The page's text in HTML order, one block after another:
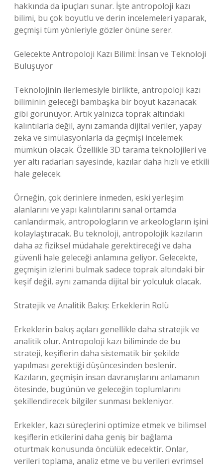
hakkında da ipuçları sunar. İşte antropoloji kazı
bilimi, bu çok boyutlu ve derin incelemeleri yaparak,
geçmişi tüm yönleriyle gözler önüne serer.
Gelecekte Antropoloji Kazı Bilimi: İnsan ve Teknoloji
Buluşuyor
Teknolojinin ilerlemesiyle birlikte, antropoloji kazı
biliminin geleceği bambaşka bir boyut kazanacak
gibi görünüyor. Artık yalnızca toprak altındaki
kalıntılarla değil, aynı zamanda dijital veriler, yapay
zeka ve simülasyonlarla da geçmişi incelemek
mümkün olacak. Özellikle 3D tarama teknolojileri ve
yer altı radarları sayesinde, kazılar daha hızlı ve etkili
hale gelecek.
Örneğin, çok derinlere inmeden, eski yerleşim
alanlarını ve yapı kalıntılarını sanal ortamda
canlandırmak, antropologların ve arkeologların işini
kolaylaştıracak. Bu teknoloji, antropolojik kazıların
daha az fiziksel müdahale gerektireceği ve daha
güvenli hale geleceği anlamına geliyor. Gelecekte,
geçmişin izlerini bulmak sadece toprak altındaki bir
keşif değil, aynı zamanda dijital bir yolculuk olacak.
Stratejik ve Analitik Bakış: Erkeklerin Rolü
Erkeklerin bakış açıları genellikle daha stratejik ve
analitik olur. Antropoloji kazı biliminde de bu
strateji, keşiflerin daha sistematik bir şekilde
yapılması gerektiği düşüncesinden beslenir.
Kazıların, geçmişin insan davranışlarını anlamanın
ötesinde, bugünün ve geleceğin toplumlarını
şekillendirecek bilgiler sunması bekleniyor.
Erkekler, kazı süreçlerini optimize etmek ve bilimsel
keşiflerin etkilerini daha geniş bir bağlama
oturtmak konusunda öncülük edecektir. Onlar,
verileri toplama, analiz etme ve bu verileri evrimsel